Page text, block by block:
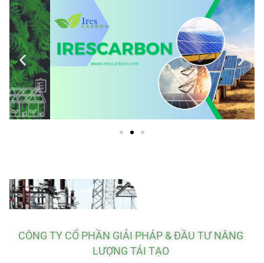
CÔNG TY CỔ PHẦN GIẢI PHÁP & ĐẦU TƯ NĂNG
LƯỢNG TÁI TẠO